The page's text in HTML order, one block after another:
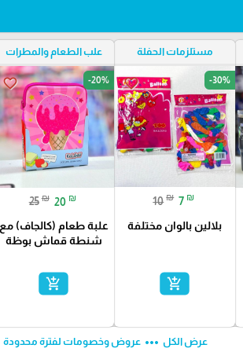
مستلزمات الحفلة
favorite_border -30%
10 ₪ 7 ₪
بلالين بالوان مختلفة
add_shopping_cart
علب الطعام والمطرات
favorite_border -20%
25 ₪ 20 ₪
علبة طعام (كالجاف) مع
شنطة قماش بوظة
add_shopping_cart
عرض الكل more_horiz عروض وخصومات لفترة محدودة